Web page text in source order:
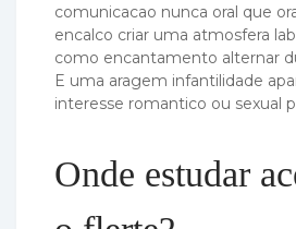
comunicacao nunca oral que
encalco criar uma atmosfera
como encantamento alternar
E uma aragem infantilidade
interesse romantico ou sexual
Onde estudar